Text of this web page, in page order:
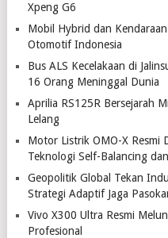
Xpeng G6
Mobil Hybrid dan
Otomotif Indonesia
Bus ALS Kecelakaan di
16 Orang Meninggal Dunia
Aprilia RS125R Bersejarah
Lelang
Motor Listrik OMO-X Resmi
Teknologi Self-Balancing
Geopolitik Global Tekan
Strategi Adaptif Jaga
Vivo X300 Ultra Resmi
Profesional